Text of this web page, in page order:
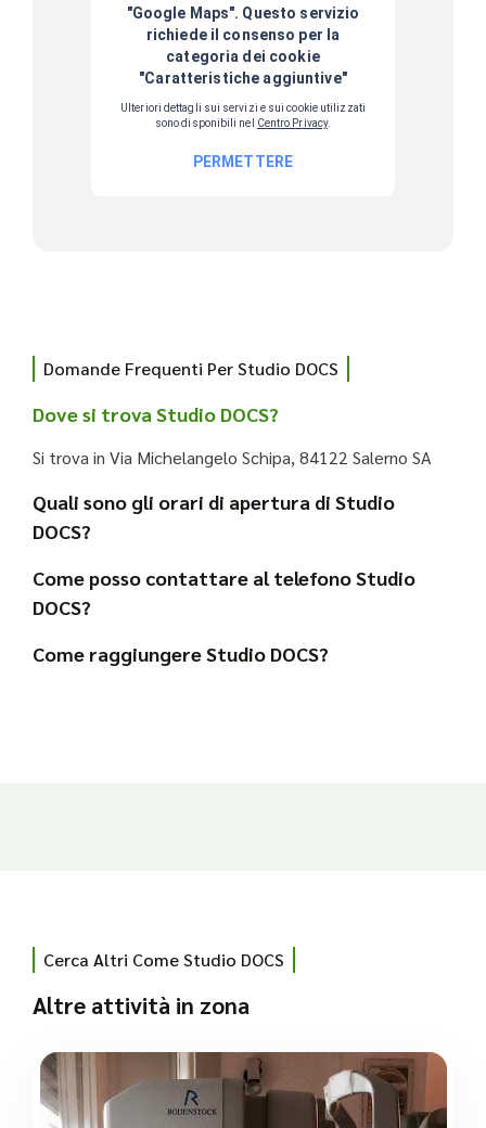
Domande Frequenti Per Studio DOCS
Dove si trova Studio DOCS?
Si trova in Via Michelangelo Schipa, 84122 Salerno SA
Quali sono gli orari di apertura di Studio
DOCS?
Come posso contattare al telefono Studio
DOCS?
Come raggiungere Studio DOCS?
Cerca Altri Come Studio DOCS
Altre attività in zona